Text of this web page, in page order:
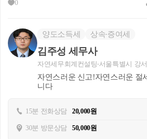
0
양도소득세 상속∙증여세
김주성 세무사
자연세무회계컨설팅 서울특별시 강
자연스러운 신고!자연스러운 절
니다
15분 전화상담 20,000원
30분 방문상담 50,000원